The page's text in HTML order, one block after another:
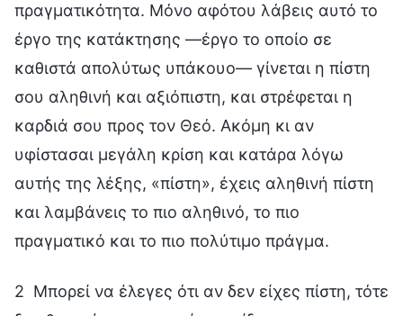
πραγματικότητα. Μόνο αφότου λάβεις αυτό το
έργο της κατάκτησης —έργο το οποίο σε
καθιστά απολύτως υπάκουο— γίνεται η πίστη
σου αληθινή και αξιόπιστη, και στρέφεται η
καρδιά σου προς τον Θεό. Ακόμη κι αν
υφίστασαι μεγάλη κρίση και κατάρα λόγω
αυτής της λέξης, «πίστη», έχεις αληθινή πίστη
και λαμβάνεις το πιο αληθινό, το πιο
πραγματικό και το πιο πολύτιμο πράγμα.
2 Μπορεί να έλεγες ότι αν δεν είχες πίστη, τότε